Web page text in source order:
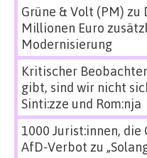
Grüne & Volt (PM) zu
Millionen Euro
Modernisierung
Kritischer Beobachter
gibt, sind wir nicht
Sinti:zze und Rom:nja
1000 Jurist:innen, die
AfD-Verbot zu